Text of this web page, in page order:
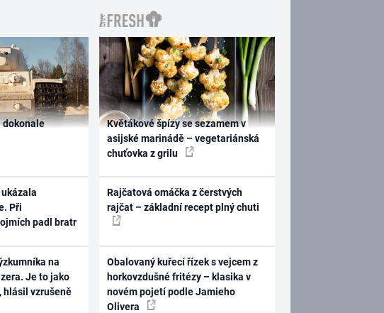
dokonale
Při
padl bratr
na
Je to jako
hlásil vzrušeně
Květákové špízy se sezamem v
asijské marinádě – vegetariánská
chuťovka z grilu
Rajčatová omáčka z čerstvých
rajčat – základní recept plný chuti
Obalovaný kuřecí řízek s vejcem z
horkovzdušné fritézy – klasika v
novém pojetí podle Jamieho
Olivera